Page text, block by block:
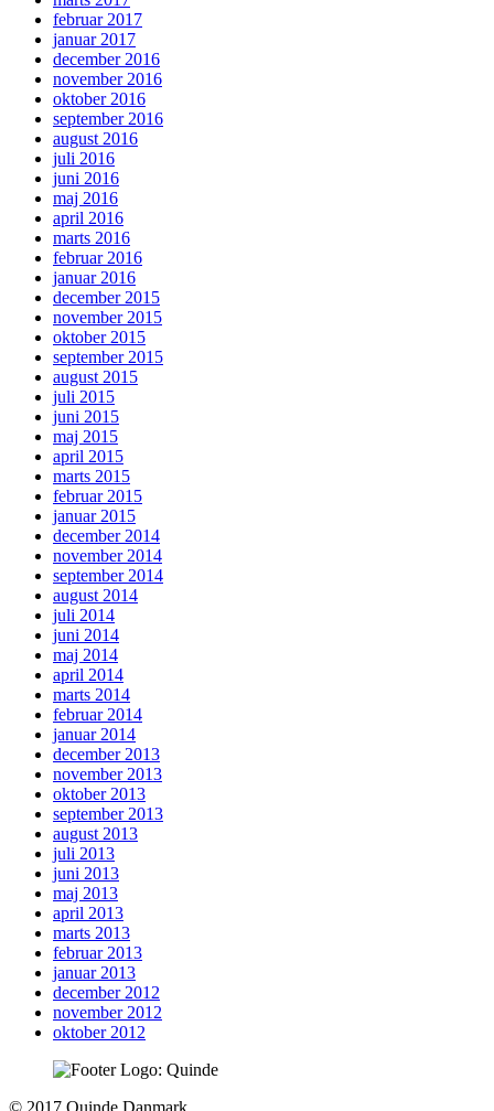
februar 2017
januar 2017
december 2016
november 2016
oktober 2016
september 2016
august 2016
juli 2016
juni 2016
maj 2016
april 2016
marts 2016
februar 2016
januar 2016
december 2015
november 2015
oktober 2015
september 2015
august 2015
juli 2015
juni 2015
maj 2015
april 2015
marts 2015
februar 2015
januar 2015
december 2014
november 2014
september 2014
august 2014
juli 2014
juni 2014
maj 2014
april 2014
marts 2014
februar 2014
januar 2014
december 2013
november 2013
oktober 2013
september 2013
august 2013
juli 2013
juni 2013
maj 2013
april 2013
marts 2013
februar 2013
januar 2013
december 2012
november 2012
oktober 2012
To